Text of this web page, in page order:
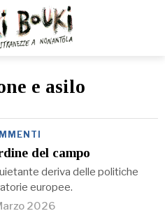
e asilo
del campo
deriva delle politiche
europee.
2026